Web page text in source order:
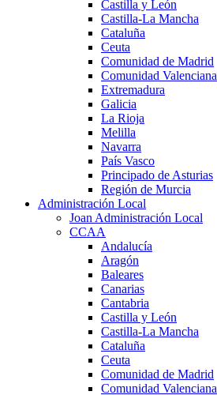
Castilla y León
Castilla-La Mancha
Cataluña
Ceuta
Comunidad de Madrid
Comunidad Valenciana
Extremadura
Galicia
La Rioja
Melilla
Navarra
País Vasco
Principado de Asturias
Región de Murcia
Administración Local
Joan Administración Local
CCAA
Andalucía
Aragón
Baleares
Canarias
Cantabria
Castilla y León
Castilla-La Mancha
Cataluña
Ceuta
Comunidad de Madrid
Comunidad Valenciana